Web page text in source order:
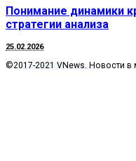
Понимание динамики
стратегии анализа
25.02.2026
©2017-2021 VNews. Новости в